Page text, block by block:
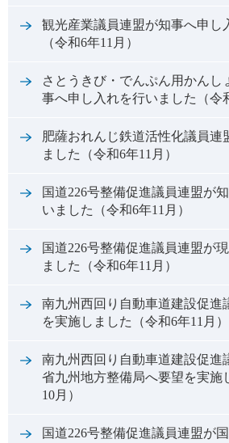
観光産業議員連盟が知事へ申し
（令和6年11月）
さとうきび・でんぷん用かんし
事へ申し入れを行いました（令
肥薩おれんじ鉄道活性化議員連
ました（令和6年11月）
国道226号整備促進議員連盟が
いました（令和6年11月）
国道226号整備促進議員連盟が
ました（令和6年11月）
南九州西回り自動車道建設促進
を実施しました（令和6年11月）
南九州西回り自動車道建設促進
省九州地方整備局へ要望を実施
10月）
国道226号整備促進議員連盟が